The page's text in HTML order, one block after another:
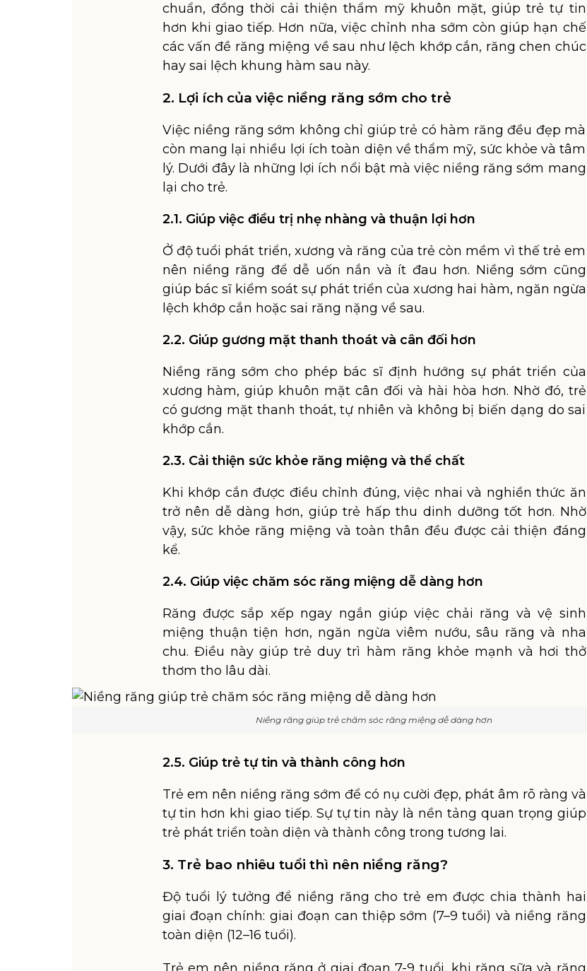
chuẩn, đồng thời cải thiện thẩm mỹ khuôn mặt, giúp trẻ tự tin
hơn khi giao tiếp. Hơn nữa, việc chỉnh nha sớm còn giúp hạn chế
các vấn đề răng miệng về sau như lệch khớp cắn, răng chen chúc
hay sai lệch khung hàm sau này.
2. Lợi ích của việc niềng răng sớm cho trẻ
Việc niềng răng sớm không chỉ giúp trẻ có hàm răng đều đẹp mà
còn mang lại nhiều lợi ích toàn diện về thẩm mỹ, sức khỏe và tâm
lý. Dưới đây là những lợi ích nổi bật mà việc niềng răng sớm mang
lại cho trẻ.
2.1. Giúp việc điều trị nhẹ nhàng và thuận lợi hơn
Ở độ tuổi phát triển, xương và răng của trẻ còn mềm vì thế trẻ em
nên niềng răng để dễ uốn nắn và ít đau hơn. Niềng sớm cũng
giúp bác sĩ kiểm soát sự phát triển của xương hai hàm, ngăn ngừa
lệch khớp cắn hoặc sai răng nặng về sau.
2.2. Giúp gương mặt thanh thoát và cân đối hơn
Niềng răng sớm cho phép bác sĩ định hướng sự phát triển của
xương hàm, giúp khuôn mặt cân đối và hài hòa hơn. Nhờ đó, trẻ
có gương mặt thanh thoát, tự nhiên và không bị biến dạng do sai
khớp cắn.
2.3. Cải thiện sức khỏe răng miệng và thể chất
Khi khớp cắn được điều chỉnh đúng, việc nhai và nghiền thức ăn
trở nên dễ dàng hơn, giúp trẻ hấp thu dinh dưỡng tốt hơn. Nhờ
vậy, sức khỏe răng miệng và toàn thân đều được cải thiện đáng
kể.
2.4. Giúp việc chăm sóc răng miệng dễ dàng hơn
Răng được sắp xếp ngay ngắn giúp việc chải răng và vệ sinh
miệng thuận tiện hơn, ngăn ngừa viêm nướu, sâu răng và nha
chu. Điều này giúp trẻ duy trì hàm răng khỏe mạnh và hơi thở
thơm tho lâu dài.
Niềng răng giúp trẻ chăm sóc răng miệng dễ dàng hơn
2.5. Giúp trẻ tự tin và thành công hơn
Trẻ em nên niềng răng sớm để có nụ cười đẹp, phát âm rõ ràng và
tự tin hơn khi giao tiếp. Sự tự tin này là nền tảng quan trọng giúp
trẻ phát triển toàn diện và thành công trong tương lai.
3. Trẻ bao nhiêu tuổi thì nên niềng răng?
Độ tuổi lý tưởng để niềng răng cho trẻ em được chia thành hai
giai đoạn chính: giai đoạn can thiệp sớm (7–9 tuổi) và niềng răng
toàn diện (12–16 tuổi).